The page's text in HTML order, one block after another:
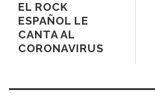
EL ROCK
ESPAÑOL LE
CANTA AL
CORONAVIRUS